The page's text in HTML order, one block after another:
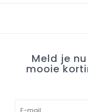
Meld je
mooie